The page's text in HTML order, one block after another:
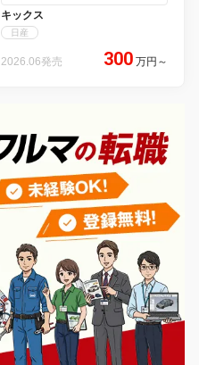
キックス
日産
2026.06発売 300 万円 ～